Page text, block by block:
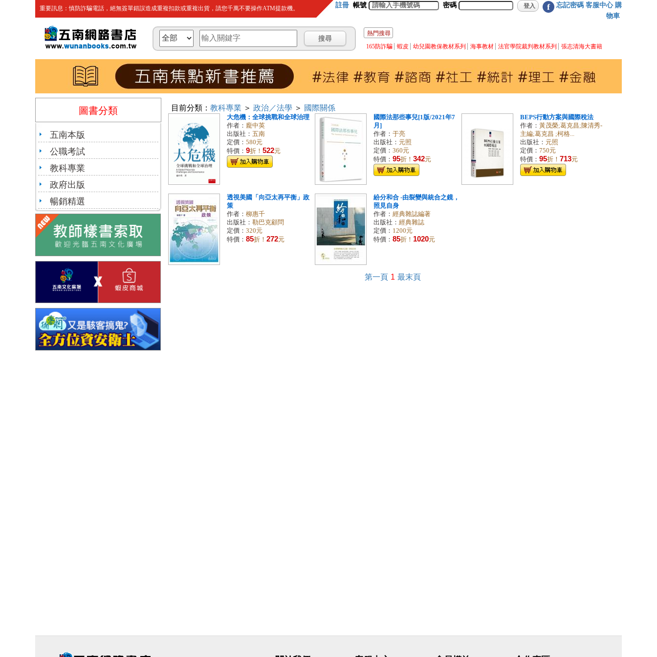
重要訊息：慎防詐騙電話，絕無簽單錯誤造成重複扣款或重複出貨，請您千萬不要操作ATM提款機。 註冊 帳號 密碼 f 忘記密碼 客服中心 購
物車
熱門搜尋
165防詐騙
蝦皮 幼兒園教保教材系列 海事教材 法官學院裁判教材系列 張志清海大書籍
圖書分類
五南本版
公職考試
教科專業
政府出版
暢銷精選
目前分類： 教科專業 ＞ 政治／法學 ＞ 國際關係
大危機：全球挑戰和全球治理
作者： 龐中英
出版社： 五南
定價： 580元
特價： 9折！ 522元
國際法那些事兒[1版/2021年7
月]
作者： 于亮
出版社： 元照
定價： 360元
特價： 95折！ 342元
BEPS行動方案與國際稅法
作者： 黃茂榮;葛克昌;陳清秀-
主編;葛克昌 ;柯格...
出版社： 元照
定價： 750元
特價： 95折！ 713元
透視美國「向亞太再平衡」政
策
作者： 柳惠千
出版社： 勒巴克顧問
定價： 320元
特價： 85折！ 272元
紛分和合 -由裂變與統合之鏡，
照見自身
作者： 經典雜誌編著
出版社： 經典雜誌
定價： 1200元
特價： 85折！ 1020元
第一頁 1 最末頁